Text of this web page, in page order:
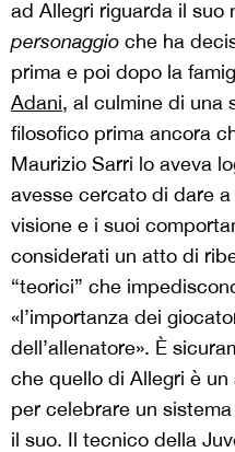
ad Allegri riguarda il suo
personaggio che ha
prima e poi dopo la
Adani, al culmine di una
filosofico prima ancora
Maurizio Sarri lo aveva
avesse cercato di dare
visione e i suoi
considerati un atto di
“teorici” che
«l’importanza dei
dell’allenatore». È
che quello di Allegri è
per celebrare un
il suo. Il tecnico della